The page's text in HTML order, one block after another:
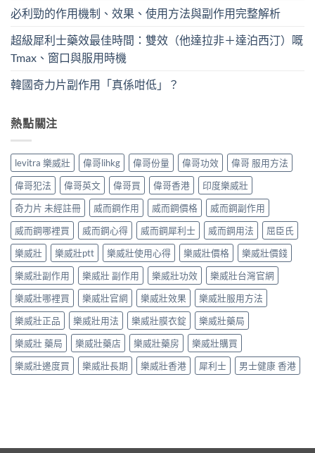
必利勁的作用機制、效果、使用方法與副作用完整解析
超級犀利士藥效最佳時間：雙效（他達拉非＋達泊西汀）嘅
Tmax、窗口與服用時機
韓國奇力片副作用「真係咁低」？
熱點關注
levitra 樂威壯 偉哥lihkg 偉哥份量 偉哥功效
偉哥 服用方法
偉哥犯法
偉哥英文 偉哥買 偉哥香港
印度樂威壯
奇力片 未經註冊
威而鋼作用 威而鋼價格
威而鋼副作用
威而鋼哪裡買
威而鋼心得 威而鋼犀利士 威而鋼用法
屈臣氏
樂威壯
樂威壯ptt 樂威壯使用心得 樂威壯價格
樂威壯價錢
樂威壯副作用
樂威壯 副作用 樂威壯功效
樂威壯台灣官網
樂威壯哪裡買
樂威壯官網 樂威壯效果
樂威壯服用方法
樂威壯正品
樂威壯用法 樂威壯膜衣錠
樂威壯藥局
樂威壯 藥局
樂威壯藥店 樂威壯藥房
樂威壯購買
樂威壯邊度買
樂威壯長期 樂威壯香港 犀利士 男士健康 香港